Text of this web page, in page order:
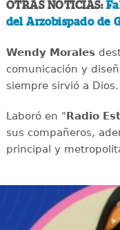
OTRAS NOTICIAS:
del Arzobispado de
Wendy Morales
comunicación y
siempre sirvió a Dios.
Laboró en "Radio
sus compañeros,
principal y